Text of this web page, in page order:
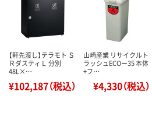
【軒先渡し】テラモト Ｓ
ＲダスティＬ 分別
48L×…
¥102,187（税込）
山崎産業 リサイクルト
ラッシュECOー35 本体
+フ…
¥4,330（税込）